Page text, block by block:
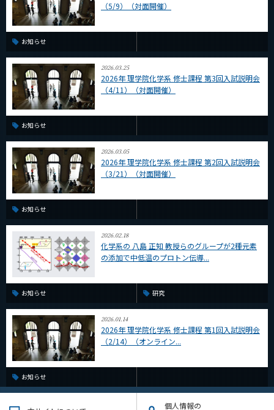
（5/9）（対面開催）
お知らせ
2026.03.25
2026年 理学院化学系 修士課程 第3回入試説明会
（4/11）（対面開催）
お知らせ
2026.03.05
2026年 理学院化学系 修士課程 第2回入試説明会
（3/21）（対面開催）
お知らせ
2026.02.18
化学系の 八島 正知 教授らのグループが2種元素
の添加で中低温のプロトン伝導...
お知らせ 研究
2026.01.14
2026年 理学院化学系 修士課程 第1回入試説明会
（2/14）（オンライン...
お知らせ
個人情報の